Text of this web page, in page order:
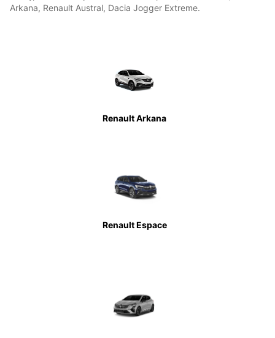
Arkana, Renault Austral, Dacia Jogger Extreme.
Renault Arkana
Renault Espace